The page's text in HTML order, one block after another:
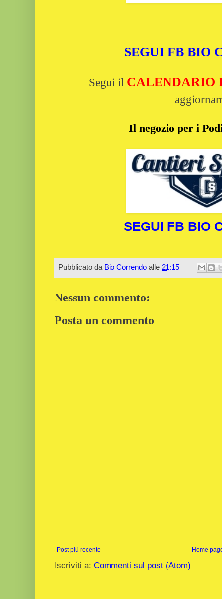
SEGUI FB BIO
Segui il CALENDARIO
Il negozio per i
SEGUI FB BIO
Pubblicato da Bio Correndo alle 21:15
Nessun commento:
Posta un commento
Post più recente Home
Iscriviti a: Commenti sul post (Atom)